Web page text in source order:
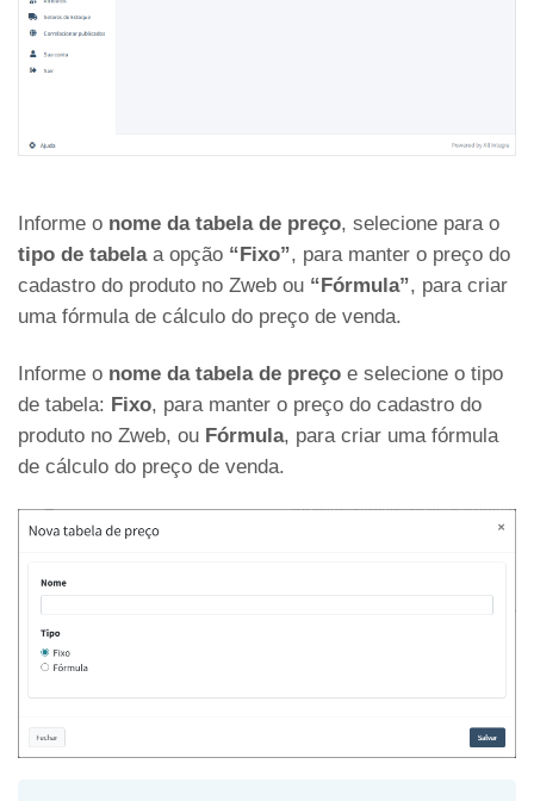
Informe o nome da tabela de preço, selecione para o
tipo de tabelaa opção “Fixo”, para manter o preço do
cadastro do produto no Zweb ou “Fórmula”, para criar
uma fórmula de cálculo do preço de venda.
Informe o nome da tabela de preço e selecione o tipo
de tabela: Fixo, para manter o preço do cadastro do
produto no Zweb, ou Fórmula, para criar uma fórmula
de cálculo do preço de venda.